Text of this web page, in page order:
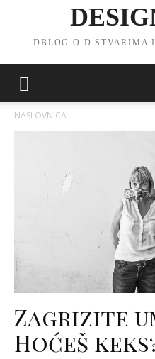
DBLOG O D STVARIMA
NASLOVNICA
Zagrizite
Hoćeš